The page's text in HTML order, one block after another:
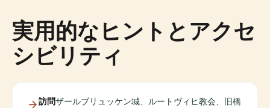
実用的なヒントとアクセ
シビリティ
訪問ザールブリュッケン城、ルートヴィヒ教会、旧橋